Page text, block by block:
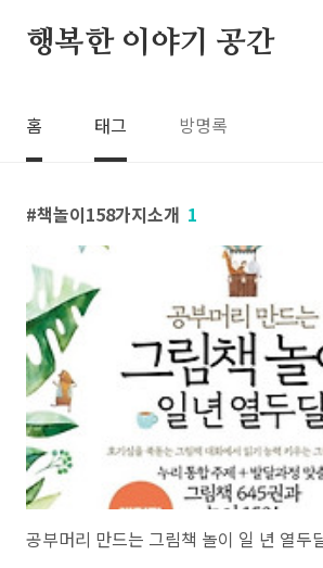
행복한 이야기 공간
홈 태그 방명록
책놀이158가지소개 1
공부머리 만드는 그림책 놀이 일 년 열두